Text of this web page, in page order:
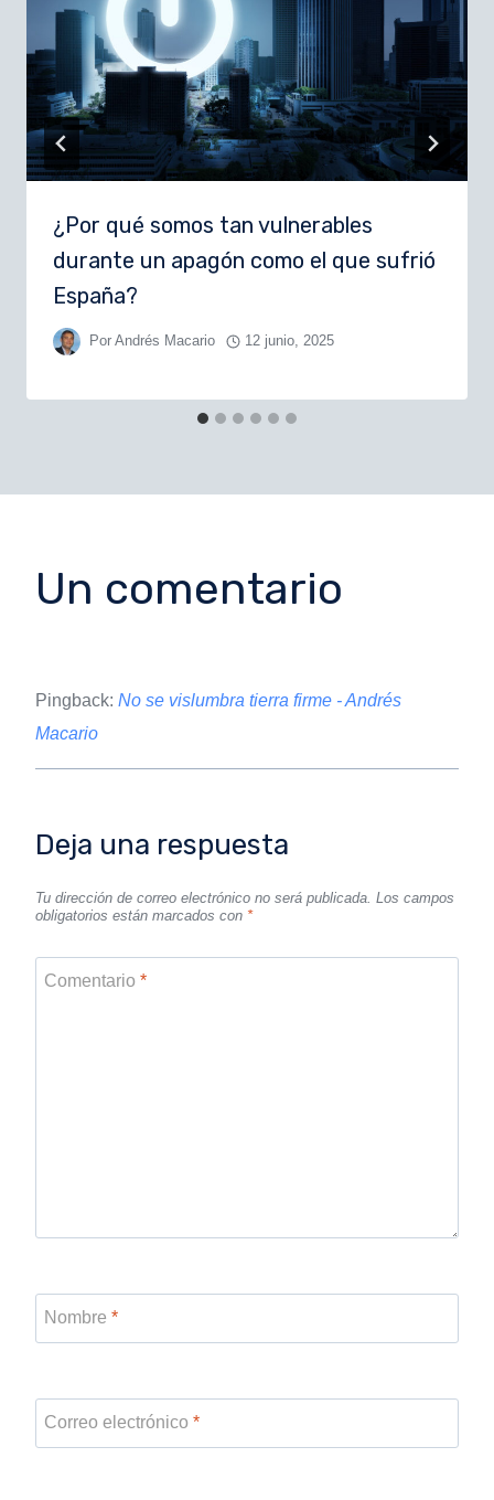
¿Por qué somos tan vulnerables
durante un apagón como el que sufrió
España?
Por Andrés Macario 12 junio, 2025
Un comentario
Pingback: No se vislumbra tierra firme - Andrés
Macario
Deja una respuesta
Tu dirección de correo electrónico no será publicada. Los campos
obligatorios están marcados con *
Comentario *
Nombre *
Correo electrónico *